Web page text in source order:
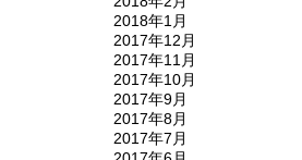
2018年1月
2017年12月
2017年11月
2017年10月
2017年9月
2017年8月
2017年7月